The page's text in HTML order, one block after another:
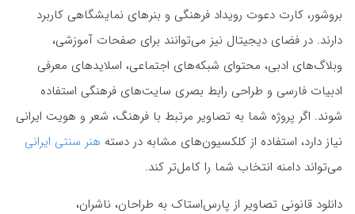
بروشور، کارت دعوت رویداد فرهنگی و بنرهای نمایشگاهی کاربرد
دارند. در فضای دیجیتال نیز می‌توانند برای صفحات آموزشی،
وبلاگ‌های ادبی، محتوای شبکه‌های اجتماعی، اسلایدهای معرفی
ادبیات فارسی و طراحی رابط بصری سایت‌های فرهنگی استفاده
شوند. اگر پروژه شما به تصاویر مرتبط با فرهنگ، شعر و هویت ایرانی
نیاز دارد، استفاده از کلکسیون‌های مشابه در دسته هنر سنتی ایرانی
می‌تواند دامنه انتخاب شما را کامل‌تر کند.
دانلود قانونی تصاویر از پارس‌استاک به طراحان، ناشران،